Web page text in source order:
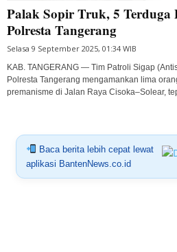
Palak Sopir Truk, 5 Terduga
Polresta Tangerang
Selasa 9 September 2025, 01:34 WIB
KAB. TANGERANG — Tim Patroli Sigap
Polresta Tangerang mengamankan lima
premanisme di Jalan Raya Cisoka–Solear,
Baca berita lebih cepat lewat
aplikasi BantenNews.co.id